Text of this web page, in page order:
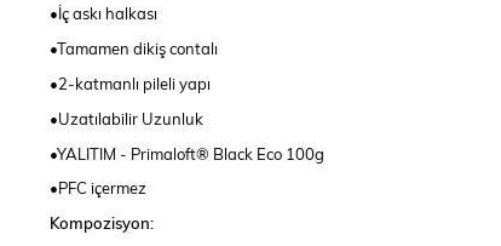
•İç askı halkası
•Tamamen dikiş contalı
•2-katmanlı pileli yapı
•Uzatılabilir Uzunluk
•YALITIM - Primaloft® Black Eco 100g
•PFC içermez
Kompozisyon: